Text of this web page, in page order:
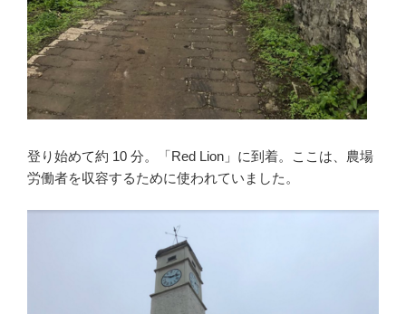
登り始めて約 10 分。「Red Lion」に到着。ここは、農場
労働者を収容するために使われていました。